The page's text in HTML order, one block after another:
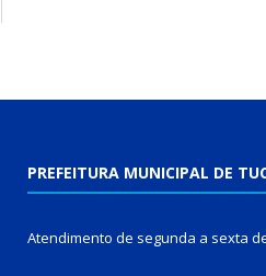
PREFEITURA MUNICIPAL DE
Atendimento de segunda a sexta